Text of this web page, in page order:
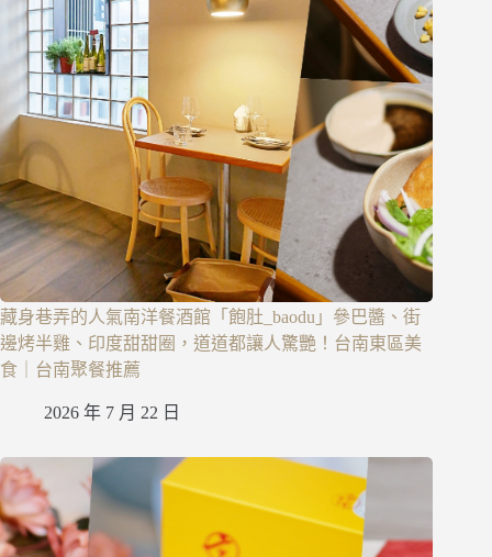
藏身巷弄的人氣南洋餐酒館「飽肚_baodu」參巴醬、街
邊烤半雞、印度甜甜圈，道道都讓人驚艷！台南東區美
食｜台南聚餐推薦
2026 年 7 月 22 日